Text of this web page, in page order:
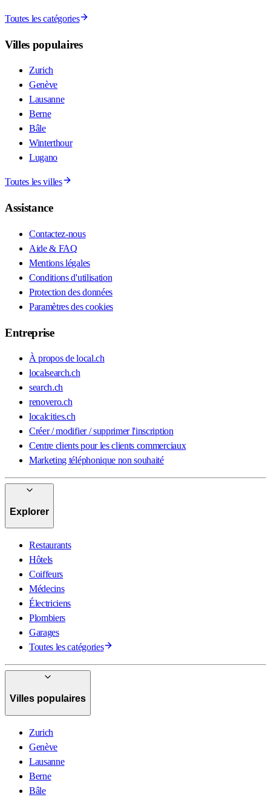
Toutes les catégories
Villes populaires
Zurich
Genève
Lausanne
Berne
Bâle
Winterthour
Lugano
Toutes les villes
Assistance
Contactez-nous
Aide & FAQ
Mentions légales
Conditions d'utilisation
Protection des données
Paramètres des cookies
Entreprise
À propos de local.ch
localsearch.ch
search.ch
renovero.ch
localcities.ch
Créer / modifier / supprimer l'inscription
Centre clients pour les clients commerciaux
Marketing téléphonique non souhaité
Explorer
Restaurants
Hôtels
Coiffeurs
Médecins
Électriciens
Plombiers
Garages
Toutes les catégories
Villes populaires
Zurich
Genève
Lausanne
Berne
Bâle